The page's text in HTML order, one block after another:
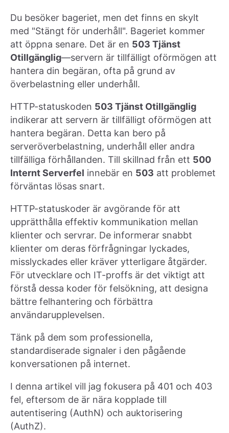
Du besöker bageriet, men det finns en skylt
med "Stängt för underhåll". Bageriet kommer
att öppna senare. Det är en 503 Tjänst
Otillgänglig—servern är tillfälligt oförmögen att
hantera din begäran, ofta på grund av
överbelastning eller underhåll.
HTTP-statuskoden 503 Tjänst Otillgänglig
indikerar att servern är tillfälligt oförmögen att
hantera begäran. Detta kan bero på
serveröverbelastning, underhåll eller andra
tillfälliga förhållanden. Till skillnad från ett 500
Internt Serverfel innebär en 503 att problemet
förväntas lösas snart.
HTTP-statuskoder är avgörande för att
upprätthålla effektiv kommunikation mellan
klienter och servrar. De informerar snabbt
klienter om deras förfrågningar lyckades,
misslyckades eller kräver ytterligare åtgärder.
För utvecklare och IT-proffs är det viktigt att
förstå dessa koder för felsökning, att designa
bättre felhantering och förbättra
användarupplevelsen.
Tänk på dem som professionella,
standardiserade signaler i den pågående
konversationen på internet.
I denna artikel vill jag fokusera på 401 och 403
fel, eftersom de är nära kopplade till
autentisering (AuthN) och auktorisering
(AuthZ).